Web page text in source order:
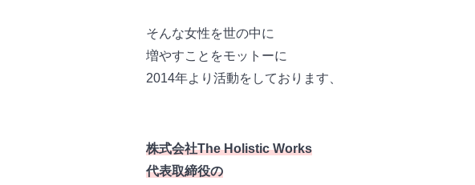
そんな女性を世の中に
増やすことをモットーに
2014年より活動をしております、
株式会社The Holistic Works
代表取締役の